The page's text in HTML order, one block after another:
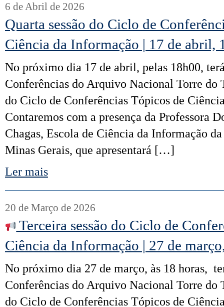
6 de Abril de 2026
Quarta sessão do Ciclo de
Ciência da Informação | 17 de abril,
No próximo dia 17 de abril, pelas 18h00,
Conferências do Arquivo Nacional Torre do
do Ciclo de Conferências Tópicos de
Contaremos com a presença da Professora
Chagas, Escola de Ciência da Informação
Minas Gerais, que apresentará […]
Ler mais
20 de Março de 2026
Terceira sessão do Ciclo de
Ciência da Informação | 27 de
No próximo dia 27 de março, às 18 horas,
Conferências do Arquivo Nacional Torre do
do Ciclo de Conferências Tópicos de